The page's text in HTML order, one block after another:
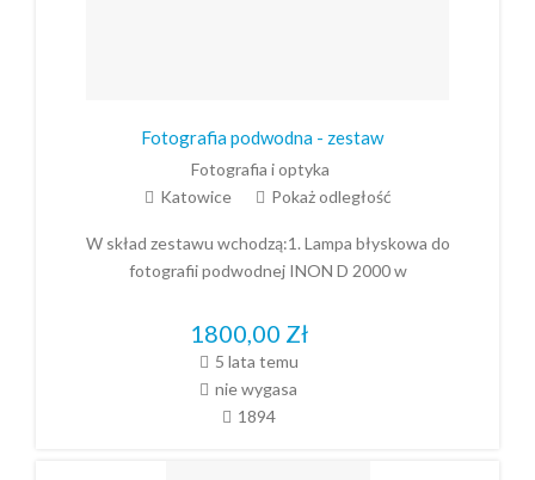
Fotografia podwodna - zestaw
Fotografia i optyka
Katowice
Pokaż odległość
W skład zestawu wchodzą:1. Lampa błyskowa do
fotografii podwodnej INON D 2000 w
1800,00 Zł
5 lata temu
nie wygasa
1894